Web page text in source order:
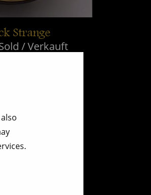
Strange
/ Verkauft